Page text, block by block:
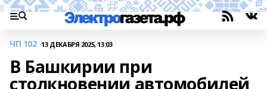
ЧП 102 13 ДЕКАБРЯ 2025, 13:03
В Башкирии при
столкновении автомобилей